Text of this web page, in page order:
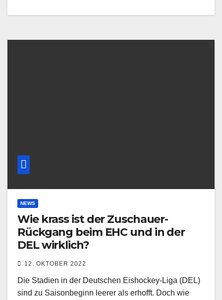
NEWS
Wie krass ist der Zuschauer-
Rückgang beim EHC und in der
DEL wirklich?
12. OKTOBER 2022
Die Stadien in der Deutschen Eishockey-Liga (DEL)
sind zu Saisonbeginn leerer als erhofft. Doch wie